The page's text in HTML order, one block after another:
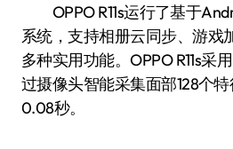
OPPO R11s运行了基于
系统，支持相册云同步、游戏
多种实用功能。OPPO R11s采
过摄像头智能采集面部128个
0.08秒。